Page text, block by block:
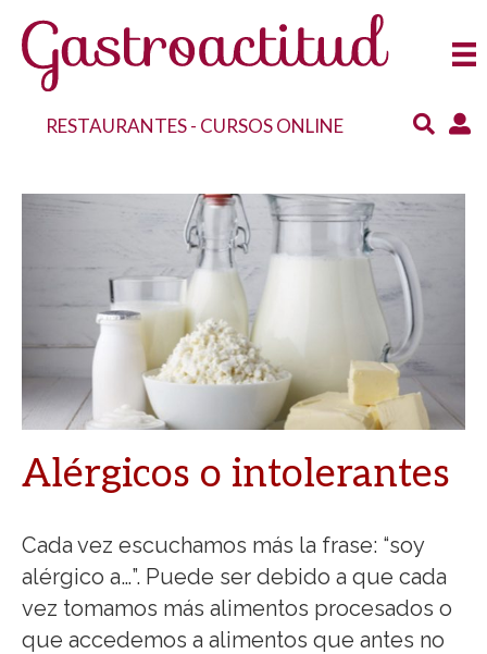
RESTAURANTES- CURSOS ONLINE
Alérgicos o intolerantes
Cada vez escuchamos más la frase: “soy
alérgico a…”. Puede ser debido a que cada
vez tomamos más alimentos procesados o
que accedemos a alimentos que antes no